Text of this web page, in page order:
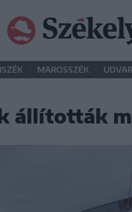
• MAROSSZÉK •
állították